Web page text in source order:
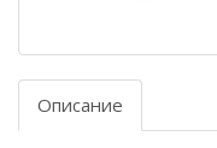
Описание